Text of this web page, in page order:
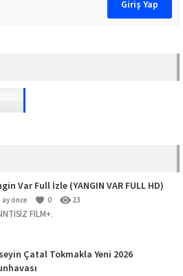
Var Full İzle (YANGIN VAR FULL HD)
ay önce 0 23
FİLM+.
Çatal Tokmakla Yeni 2026